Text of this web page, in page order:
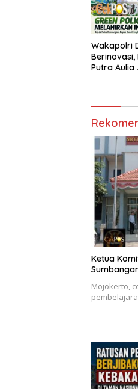
Wakapolri
Putra
Ketua
Mojokerto,